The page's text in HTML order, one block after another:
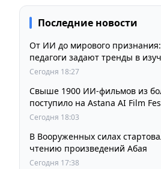
Последние новости
От ИИ до мирового
педагоги задают тренды в
Сегодня 18:27
Свыше 1900 ИИ-фильмов из
поступило на Astana AI Film
Сегодня 18:03
В Вооруженных силах
чтению произведений Абая
Сегодня 17:38